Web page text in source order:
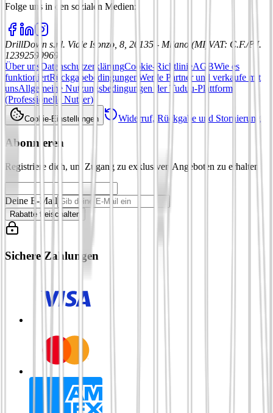
Folge uns in den sozialen Medien:
DrillDown s.r.l. Viale Isonzo, 8, 20135 - Milano (MI) VAT: C.F./P.I.
12392590969
Über uns DatenschutzerklärungCookie-RichtlinieAGBWie es
funktioniertRückgabebedingungen Werde Partner und verkaufe mit
unsAllgemeine Nutzungsbedingungen der Tuduu-Plattform
(Professionelle Nutzer)
Cookie-Einstellungen Widerruf, Rückgabe und Stornierung
Abonnieren
Registriere dich, um Zugang zu exklusiven Angeboten zu erhalten
Deine E-Mail
Rabatte freischalten
Sichere Zahlungen